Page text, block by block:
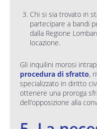
Chi si sia trovato in
partecipare a bandi
dalla Regione
locazione.
Gli inquilini morosi
procedura di sfratto,
specializzato in diritto
ottenere una proroga
dell’opposizione alla